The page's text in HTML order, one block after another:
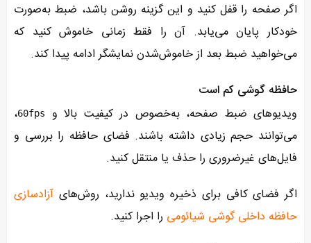
اگر صفحه را قفل کنید و این گزینه روشن باشد، ضبط به‌صورت
خودکار پایان می‌یابد. آن را فقط زمانی خاموش کنید که
می‌خواهید ضبط بعد از خاموش‌شدن نمایشگر ادامه پیدا کند.
حافظه گوشی کم است
ویدیوهای ضبط صفحه، به‌خصوص در کیفیت بالا و
60fps،
می‌توانند حجم زیادی داشته باشند. فضای حافظه را بررسی و
فایل‌های غیرضروری را حذف یا منتقل کنید.
اگر فضای کافی برای ذخیره ویدیو ندارید، روش‌های آزادسازی
حافظه داخلی گوشی شیائومی را اجرا کنید.